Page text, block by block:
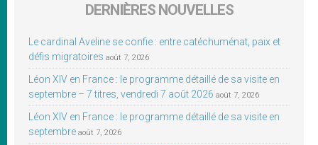
DERNIÈRES NOUVELLES
Le cardinal Aveline se confie : entre catéchuménat, paix et
défis migratoires août 7, 2026
Léon XIV en France : le programme détaillé de sa visite en
septembre – 7 titres, vendredi 7 août 2026 août 7, 2026
Léon XIV en France : le programme détaillé de sa visite en
septembre août 7, 2026